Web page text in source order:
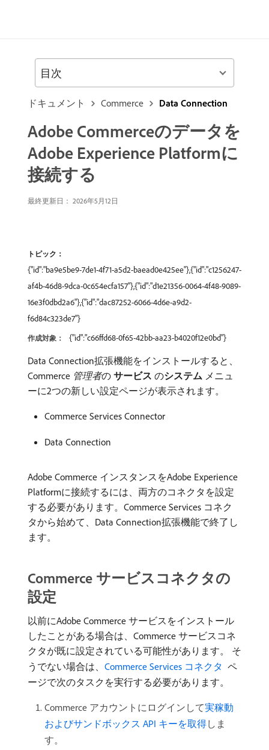
ドキュメント Commerce Data Connection
Adobe Commerceのデータを
Adobe Experience Platformに
接続する
最終更新日： 2026年5月12日
トピック：
{"id":"ba9e5be9-7de1-4f71-a5d2-baead0e425ee"},{"id":"c1256247-
af4b-46d8-9dca-0c654ecfa157"},{"id":"d1e21356-0064-4f48-9089-
16e3f0dbd2a6"},{"id":"dac87252-6066-4d6e-a9d2-
f6d84c323de7"}
作成対象： {"id":"c66ffd68-0f65-42bb-aa23-b4020f12e0bd"}
Data Connection拡張機能をインストールすると、
Commerce 管理者​の​ サービス ​の​システム メニュ
ーに2つの新しい設定ページが表示されます。
Commerce Services Connector
Data Connection
Adobe Commerce インスタンスをAdobe Experience
Platformに接続するには、両方のコネクタを設定
する必要があります。Commerce Services コネク
タから始めて、Data Connection拡張機能で終了し
ます。
Commerce サービスコネクタの
設定
以前にAdobe Commerce サービスをインストール
したことがある場合は、Commerce サービスコネ
クタが既に設定されている可能性があります。 そ
うでない場合は、 Commerce Services コネクタ ​ ペ
ージで次のタスクを実行する必要があります。
Commerce アカウントにログインして実稼動
およびサンドボックス API キーを取得しま
す。
目次